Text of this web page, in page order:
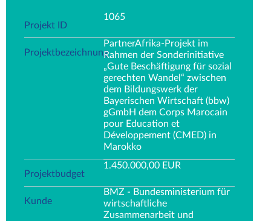
Projekt ID
1065
Projektbezeichnung
PartnerAfrika-Projekt im
Rahmen der Sonderinitiative
„Gute Beschäftigung für sozial
gerechten Wandel“ zwischen
dem Bildungswerk der
Bayerischen Wirtschaft (bbw)
gGmbH dem Corps Marocain
pour Education et
Développement (CMED) in
Marokko
Projektbudget
1.450.000,00 EUR
Kunde
BMZ - Bundesministerium für
wirtschaftliche
Zusammenarbeit und